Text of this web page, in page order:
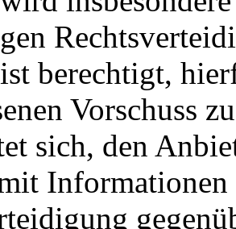
berechtigt,
Vorschuss
sich, den